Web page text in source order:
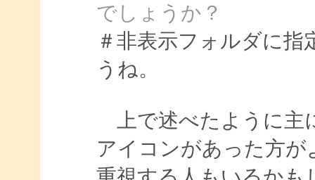
でしょうか？
＃非表示フォルダに
うね。
上で述べたように主
アイコンがあった方